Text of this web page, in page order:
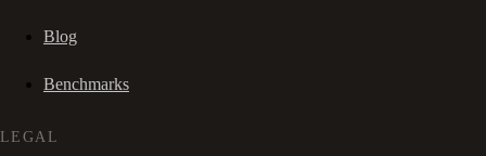
Blog
Benchmarks
LEGAL